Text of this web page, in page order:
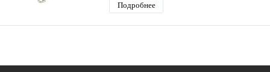
Подробнее